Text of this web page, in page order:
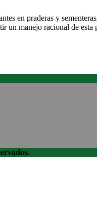
en praderas y
un manejo racional de